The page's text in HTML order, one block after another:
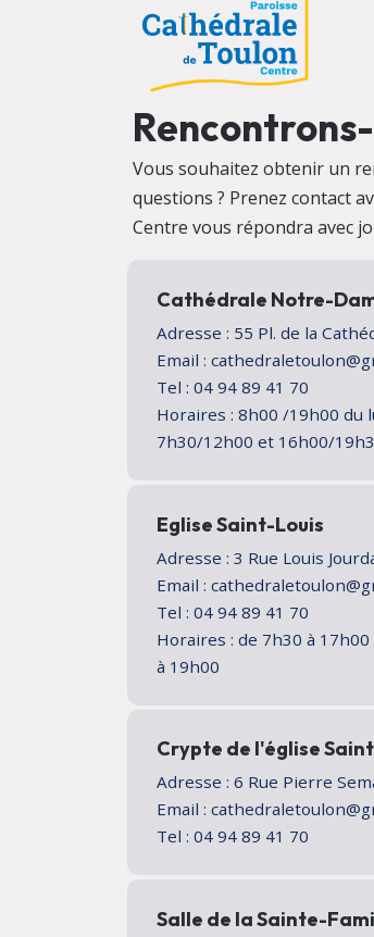
Vous souhaitez obtenir un
questions ? Prenez contact
Centre vous répondra avec
Cathédrale Notre-
Adresse : 55 Pl. de la
Email :
Tel : 04 94 89 41 70
Horaires : 8h00 /19h00 du
7h30/12h00 et 16h00/
Eglise Saint-Louis
Adresse : 3 Rue Louis
Email :
Tel : 04 94 89 41 70
Horaires : de 7h30 à
à 19h00
Crypte de l'église
Adresse : 6 Rue Pierre
Email :
Tel : 04 94 89 41 70
Salle de la Sainte-